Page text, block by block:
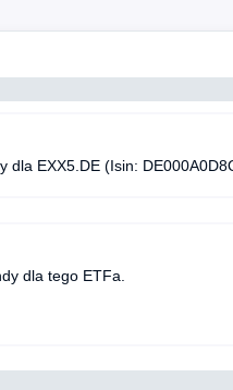
dla EXX5.DE (Isin:
dla tego ETFa.